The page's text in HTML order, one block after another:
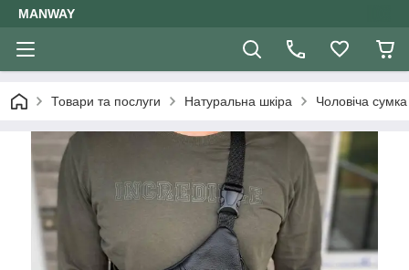
MANWAY
Товари та послуги Натуральна шкіра Чоловіча